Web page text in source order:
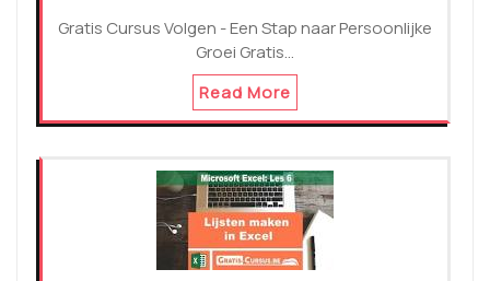
Gratis Cursus Volgen - Een Stap naar Persoonlijke
Groei Gratis…
Read More